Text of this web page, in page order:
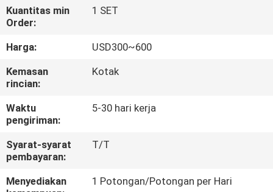
TUR
PABRIK
KONTROL
KUALITAS
BERITA
KASUS-
Kuantitas min
Order:
1 SET
Harga:
USD300~600
Kemasan
rincian:
Kotak
Waktu
pengiriman:
5-30 hari kerja
Syarat-syarat
pembayaran:
T/T
Menyediakan
1 Potongan/Potongan per Hari